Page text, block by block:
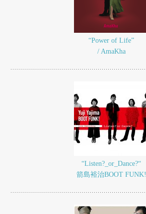
“Power of Life”
/ AmaKha
“Listen?_or_Dance?“
箭島裕治BOOT FUNK!